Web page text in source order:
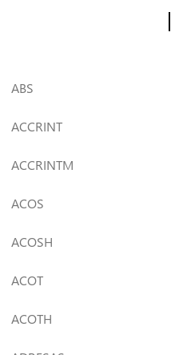
ABS
ACCRINT
ACCRINTM
ACOS
ACOSH
ACOT
ACOTH